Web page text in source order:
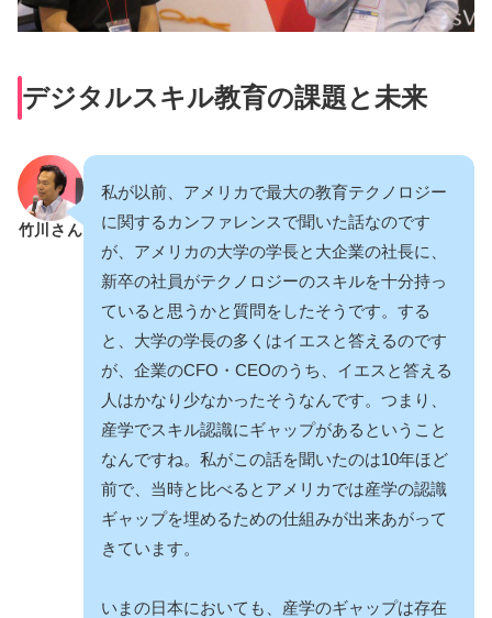
デジタルスキル教育の課題と未来
竹川さん
私が以前、アメリカで最大の教育テクノロジー
に関するカンファレンスで聞いた話なのです
が、アメリカの大学の学長と大企業の社長に、
新卒の社員がテクノロジーのスキルを十分持っ
ていると思うかと質問をしたそうです。する
と、大学の学長の多くはイエスと答えるのです
が、企業のCFO・CEOのうち、イエスと答える
人はかなり少なかったそうなんです。つまり、
産学でスキル認識にギャップがあるということ
なんですね。私がこの話を聞いたのは10年ほど
前で、当時と比べるとアメリカでは産学の認識
ギャップを埋めるための仕組みが出来あがって
きています。
いまの日本においても、産学のギャップは存在